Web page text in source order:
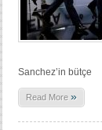
Sanchez’in bütçe
Read More »